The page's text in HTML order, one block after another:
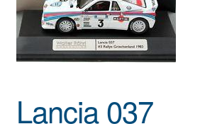
On Tour
Kontakt
Lancia 037